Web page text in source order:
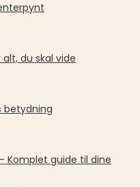
du skal vide
betydning
Komplet guide til dine